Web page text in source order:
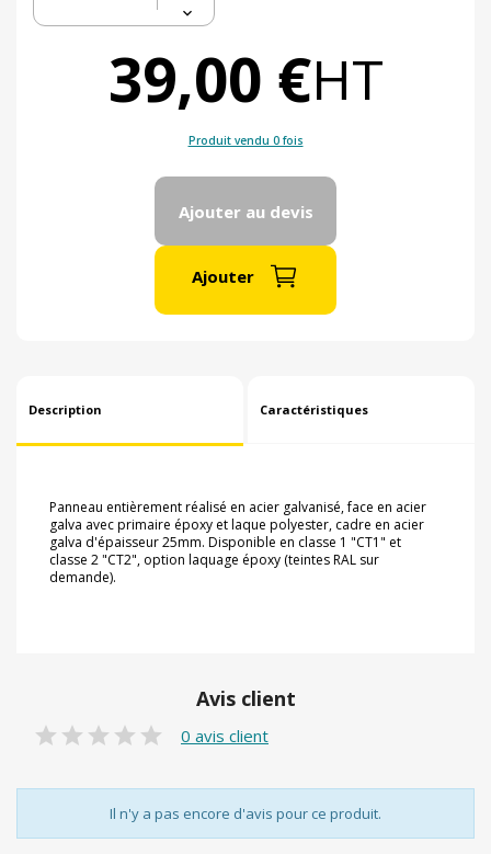
39,00 €HT
Produit vendu 0 fois
Ajouter au devis
Ajouter
Description Caractéristiques
Panneau entièrement réalisé en acier galvanisé, face en acier
galva avec primaire époxy et laque polyester, cadre en acier
galva d'épaisseur 25mm. Disponible en classe 1 "CT1" et
classe 2 "CT2", option laquage époxy (teintes RAL sur
demande).
Avis client
0 avis client
Il n'y a pas encore d'avis pour ce produit.